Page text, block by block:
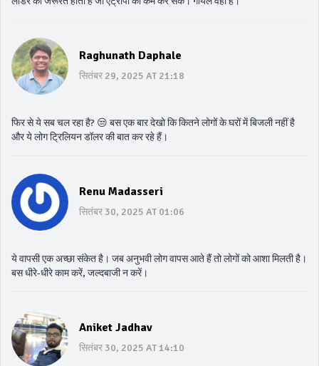
Raghunath Daphale
सितंबर 29, 2025 AT 21:18
फिर से ये सब चल रहा है? 😒 बस एक बार देखो कि कितने लोगों के घरों में बिजली नहीं है
और ये लोग ट्रिलियन डॉलर की बात कर रहे हैं।
Renu Madasseri
सितंबर 30, 2025 AT 01:06
ये वापसी एक अच्छा संकेत है। जब अनुभवी लोग वापस आते हैं तो लोगों को आशा मिलती है।
बस धीरे-धीरे काम करें, जल्दबाजी न करें।
Aniket Jadhav
सितंबर 30, 2025 AT 14:10